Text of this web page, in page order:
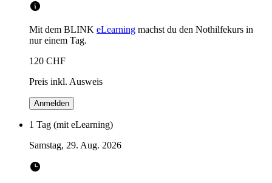
Mit dem BLINK eLearning machst du den Nothilfekurs in
nur einem Tag.
120 CHF
Preis inkl. Ausweis
Anmelden
1 Tag (mit eLearning)
Samstag, 29. Aug. 2026